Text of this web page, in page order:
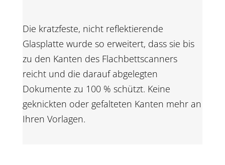
Die kratzfeste, nicht reflektierende
Glasplatte wurde so erweitert, dass sie bis
zu den Kanten des Flachbettscanners
reicht und die darauf abgelegten
Dokumente zu 100 % schützt. Keine
geknickten oder gefalteten Kanten mehr an
Ihren Vorlagen.